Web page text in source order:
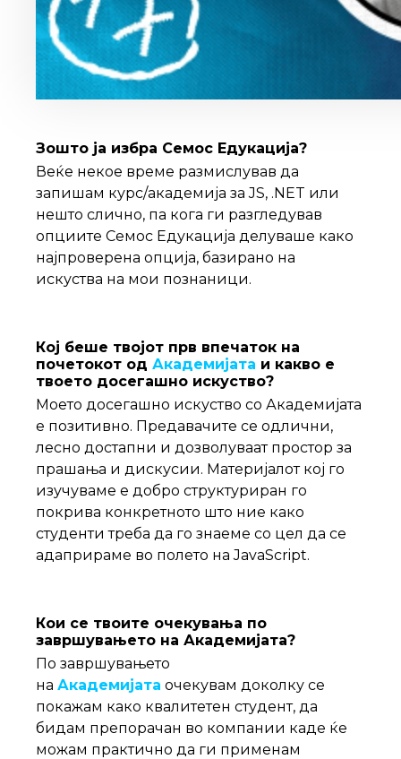
Зошто ја избра Семос Едукација?
Веќе некое време размислував да
запишам курс/академија за JS, .NET или
нешто слично, па кога ги разгледував
опциите Семос Едукација делуваше како
најпроверена опција, базирано на
искуства на мои познаници.
Кој беше твојот прв впечаток на
почетокот од Академијата и какво е
твоето досегашно искуство?
Моето досегашно искуство со Академијата
е позитивно. Предавачите се одлични,
лесно достапни и дозволуваат простор за
прашања и дискусии. Материјалот кој го
изучуваме е добро структуриран го
покрива конкретното што ние како
студенти треба да го знаеме со цел да се
адаприраме во полето на JavaScript.
Кои се твоите очекувања по
завршувањето на Академијата?
По завршувањето
на Академијата очекувам доколку се
покажам како квалитетен студент, да
бидам препорачан во компании каде ќе
можам практично да ги применам